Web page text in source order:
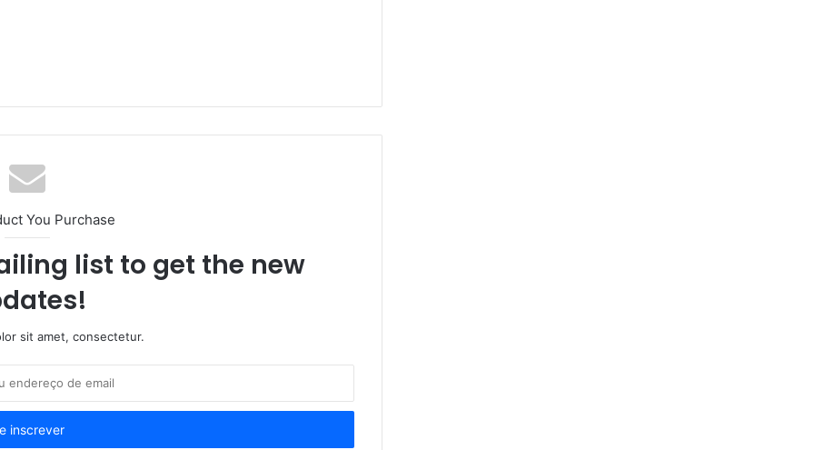
You Purchase
list to get the new
sit amet, consectetur.